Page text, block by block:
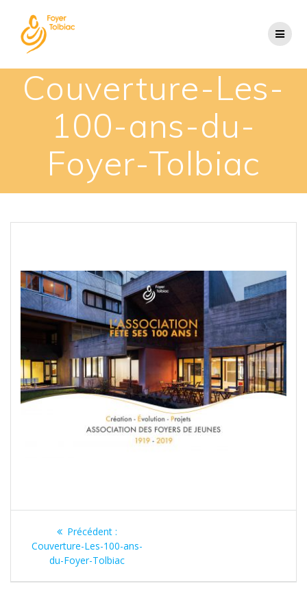
Couverture-Les-
100-ans-du-
Foyer-Tolbiac
Précédent :
Couverture-Les-100-ans-
du-Foyer-Tolbiac